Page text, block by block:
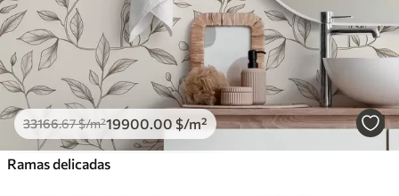
33166.67$/m²19900.00 $/m²
Ramas delicadas